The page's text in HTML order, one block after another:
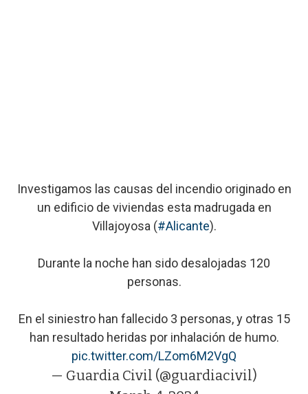
Investigamos las causas del incendio originado en
un edificio de viviendas esta madrugada en
Villajoyosa (#Alicante).
Durante la noche han sido desalojadas 120
personas.
En el siniestro han fallecido 3 personas, y otras 15
han resultado heridas por inhalación de humo.
pic.twitter.com/LZom6M2VgQ
— Guardia Civil (@guardiacivil)